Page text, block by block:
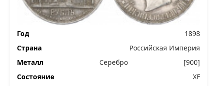
1898
Российская Империя
Серебро
[900]
XF